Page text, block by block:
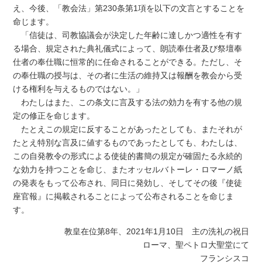
え、今後、「教会法」第230条第1項を以下の文言とすることを
命じます。
「信徒は、司教協議会が決定した年齢に達しかつ適性を有す
る場合、規定された典礼儀式によって、朗読奉仕者及び祭壇奉
仕者の奉仕職に恒常的に任命されることができる。ただし、そ
の奉仕職の授与は、その者に生活の維持又は報酬を教会から受
ける権利を与えるものではない。」
わたしはまた、この条文に言及する法の効力を有する他の規
定の修正を命じます。
たとえこの規定に反することがあったとしても、またそれが
たとえ特別な言及に値するものであったとしても、わたしは、
この自発教令の形式による使徒的書簡の規定が確固たる永続的
な効力を持つことを命じ、またオッセルバトーレ・ロマーノ紙
の発表をもって公布され、同日に発効し、そしてその後『使徒
座官報』に掲載されることによって公布されることを命じま
す。
教皇在位第8年、2021年1月10日 主の洗礼の祝日
ローマ、聖ペトロ大聖堂にて
フランシスコ